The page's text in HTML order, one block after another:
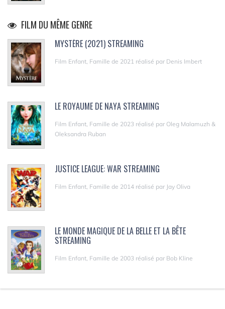
FILM DU MÊME GENRE
MYSTÈRE (2021) STREAMING
Film Enfant, Famille de 2021 réalisé par Denis Imbert
LE ROYAUME DE NAYA STREAMING
Film Enfant, Famille de 2023 réalisé par Oleg Malamuzh &
Oleksandra Ruban
JUSTICE LEAGUE: WAR STREAMING
Film Enfant, Famille de 2014 réalisé par Jay Oliva
LE MONDE MAGIQUE DE LA BELLE ET LA BÊTE
STREAMING
Film Enfant, Famille de 2003 réalisé par Bob Kline